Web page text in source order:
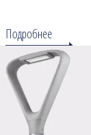
Подробнее